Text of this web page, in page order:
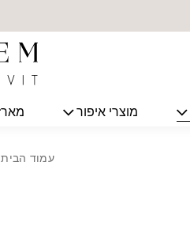
מוצרי איפור
עמוד הבית